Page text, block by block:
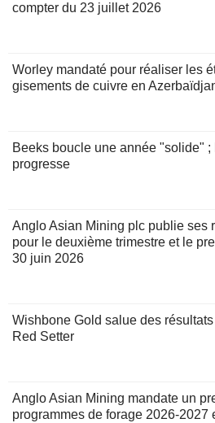
compter du 23 juillet 2026
Worley mandaté pour réaliser les
gisements de cuivre en
Beeks boucle une année "solide"
progresse
Anglo Asian Mining plc publie ses
pour le deuxième trimestre et le
30 juin 2026
Wishbone Gold salue des
Red Setter
Anglo Asian Mining mandate un
programmes de forage 2026-2027